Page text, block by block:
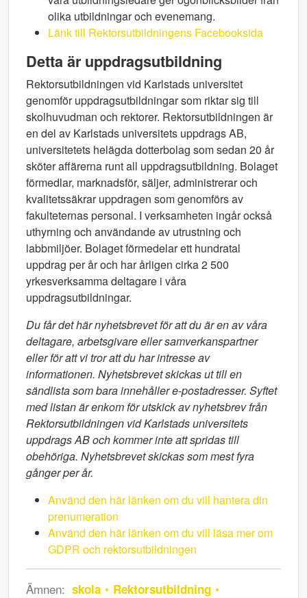
olika utbildningar och evenemang.
Länk till Rektorsutbildningens Facebooksida
Detta är uppdragsutbildning
Rektorsutbildningen vid Karlstads universitet
genomför uppdragsutbildningar som riktar sig till
skolhuvudman och rektorer. Rektorsutbildningen är
en del av Karlstads universitets uppdrags AB,
universitetets helägda dotterbolag som sedan 20 år
sköter affärerna runt all uppdragsutbildning. Bolaget
förmedlar, marknadsför, säljer, administrerar och
kvalitetssäkrar uppdragen som genomförs av
fakulteternas personal. I verksamheten ingår också
uthyrning och användande av utrustning och
labbmiljöer. Bolaget förmedelar ett hundratal
uppdrag per år och har årligen cirka 2 500
yrkesverksamma deltagare i våra
uppdragsutbildningar.
Du får det här nyhetsbrevet för att du är en av våra
deltagare, arbetsgivare eller samverkanspartner
eller för att vi tror att du har intresse av
informationen. Nyhetsbrevet skickas ut till en
sändlista som bara innehåller e-postadresser. Syftet
med listan är enkom för utskick av nyhetsbrev från
Rektorsutbildningen vid Karlstads universitets
uppdrags AB och kommer inte att spridas till
obehöriga. Nyhetsbrevet skickas som mest fyra
gånger per år.
Använd den här länken om du vill hantera din
prenumeration
Använd den här länken om du vill läsa mer om
GDPR och rektorsutbildningen
Ämnen: skola
Rektorsutbildning